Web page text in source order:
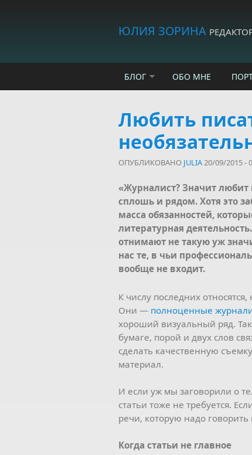
ЮЛИЯ ЗОРИНА
БЛОГ ОБО МНЕ
Любить
ОПУБЛИКОВАНО JULIA20/09/2015 -
«Журналист? Значит любит
сплошь и рядом. Хотя это
масса обязанностей,
литературная
отнимают не такую уж
нас те, в чьи
вообще не входит.
К числу последних
Они — полноценные
хороший визуальный ряд.
бумаге, порой и двух слов
сделать качественную
материал.
И если уж мы заговорили о
статьи тоже не требуется.
речи, которую надо
Когда статьи не главное